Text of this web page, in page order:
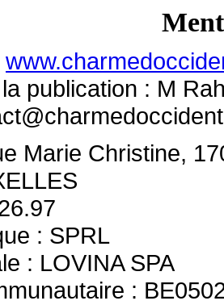
publication : M
Marie Christine,
: SPRL
: LOVINA SPA
: